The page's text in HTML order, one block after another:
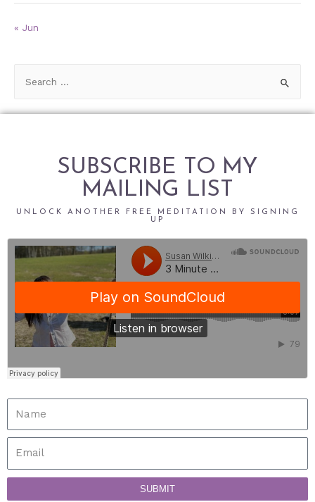
« Jun
SUBSCRIBE TO MY
MAILING LIST
UNLOCK ANOTHER FREE MEDITATION BY SIGNING
UP
SUBMIT